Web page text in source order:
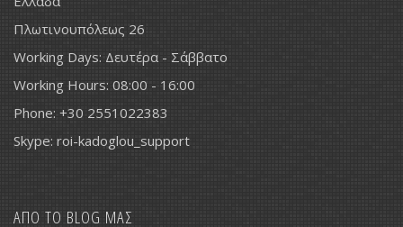
Ελλάδα
Πλωτινουπόλεως 26
Working Days: Δευτέρα - Σάββατο
Working Hours: 08:00 - 16:00
Phone: +30 2551022383
Skype: roi-kadoglou_support